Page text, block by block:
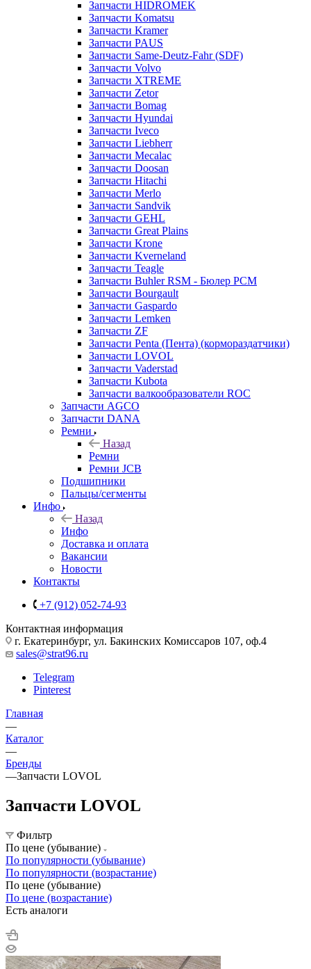
Запчасти HIDROMEK
Запчасти Komatsu
Запчасти Kramer
Запчасти PAUS
Запчасти Same-Deutz-Fahr (SDF)
Запчасти Volvo
Запчасти XTREME
Запчасти Zetor
Запчасти Bomag
Запчасти Hyundai
Запчасти Iveco
Запчасти Liebherr
Запчасти Mecalac
Запчасти Doosan
Запчасти Hitachi
Запчасти Merlo
Запчасти Sandvik
Запчасти GEHL
Запчасти Great Plains
Запчасти Krone
Запчасти Kverneland
Запчасти Teagle
Запчасти Buhler RSM - Бюлер РСМ
Запчасти Bourgault
Запчасти Gaspardo
Запчасти Lemken
Запчасти ZF
Запчасти Penta (Пента) (кормораздатчики)
Запчасти LOVOL
Запчасти Vaderstad
Запчасти Kubota
Запчасти валкообразователи ROC
Запчасти AGCO
Запчасти DANA
Ремни
Назад
Ремни
Ремни JCB
Подшипники
Пальцы/сегменты
Инфо
Назад
Инфо
Доставка и оплата
Вакансии
Новости
Контакты
+7 (912) 052-74-93
Контактная информация
г. Екатеринбург, ул. Бакинских Комиссаров 107, оф.4
sales@strat96.ru
Telegram
Pinterest
Главная
—
Каталог
—
Бренды
—Запчасти LOVOL
Запчасти LOVOL
Фильтр
По цене (убывание)
По популярности (убывание)
По популярности (возрастание)
По цене (убывание)
По цене (возрастание)
Есть аналоги